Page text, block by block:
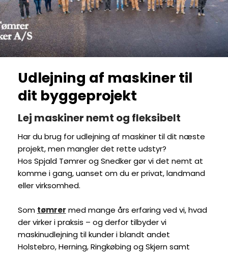
​Udlejning af maskiner til
dit byggeprojekt
Lej maskiner nemt og fleksibelt
Har du brug for udlejning af maskiner til dit næste
projekt, men mangler det rette udstyr?
Hos Spjald Tømrer og Snedker gør vi det nemt at
komme i gang, uanset om du er privat, landmand
eller virksomhed.
Som tømrer med mange års erfaring ved vi, hvad
der virker i praksis – og derfor tilbyder vi
maskinudlejning til kunder i blandt andet
Holstebro, Herning, Ringkøbing og Skjern samt